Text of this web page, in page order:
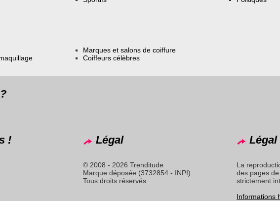
Marques et salons de coiffure
Coiffeurs célèbres
! Légal
© 2008 - 2026 Trenditude
Marque déposée (3732854 - INPI)
Tous droits réservés
Légal
La
des pages
strictement
Informations